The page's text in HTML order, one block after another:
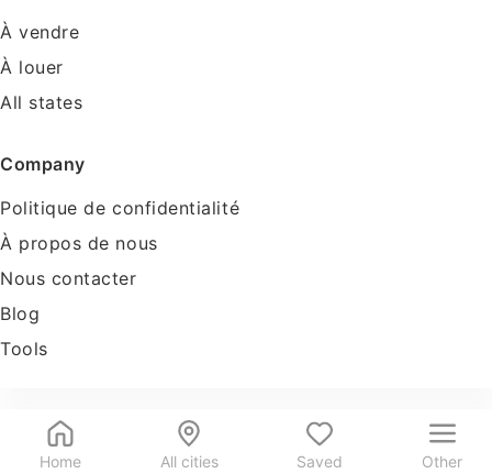
Home All cities Saved Other
À vendre
À louer
All states
Company
Politique de confidentialité
À propos de nous
Nous contacter
Blog
Tools